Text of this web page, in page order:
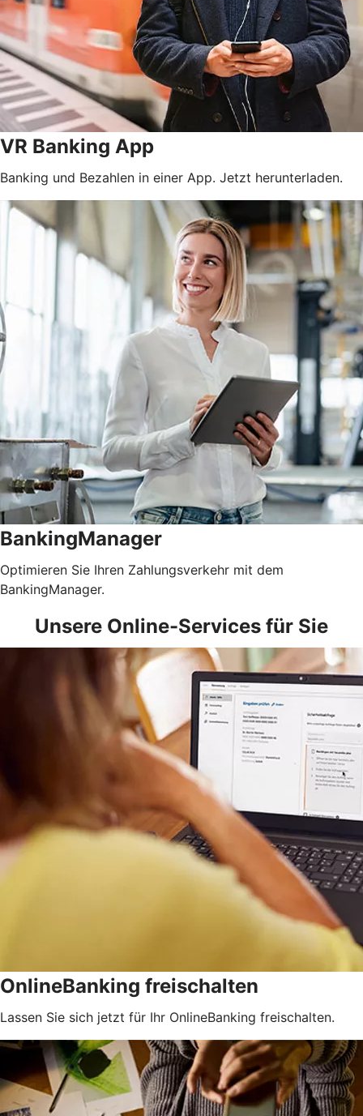
VR Banking App
Banking und Bezahlen in einer App. Jetzt herunterladen.
BankingManager
Optimieren Sie Ihren Zahlungsverkehr mit dem
BankingManager.
Unsere Online-Services für Sie
OnlineBanking freischalten
Lassen Sie sich jetzt für Ihr OnlineBanking freischalten.